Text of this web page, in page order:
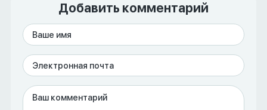
Добавить комментарий